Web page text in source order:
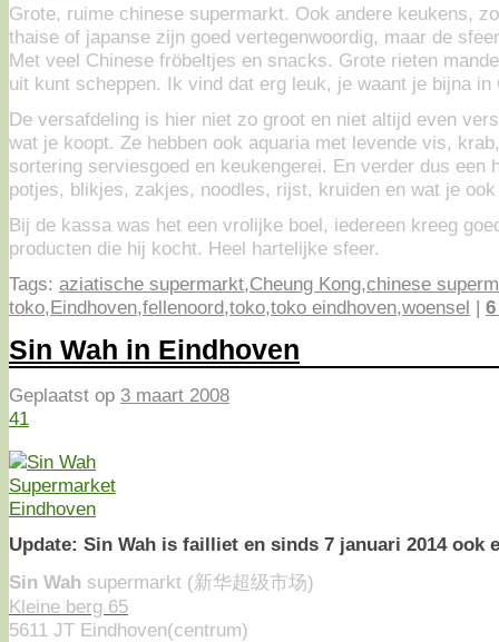
Grote, ruime chinese supermarkt. Ook andere keukens,
thaise of japanse zijn goed vertegenwoordig, maar de
Met veel Chinese fröbeltjes en snacks. Grote rieten
uit kunt scheppen. Ik vind dat erg leuk, je waant je bijna in
De versafdeling is hier niet zo groot en niet altijd even
wat je koopt. Ze hebben ook aquaria met levende vis,
sortering serviesgoed en keukengerei. En verder dus een
potjes, blikjes, zakjes, noodles, rijst, kruiden en wat je
Bij de kassa was het een vrolijke boel, iedereen kreeg
producten die hij kocht. Heel hartelijke sfeer.
Tags: aziatische supermarkt,Cheung Kong,chinese
toko,Eindhoven,fellenoord,toko,toko eindhoven,woensel | 6
Sin Wah in Eindhoven
Geplaatst op 3 maart 2008
41
Update: Sin Wah is failliet en sinds 7 januari 2014 ook
Sin Wah supermarkt (新华超级市场)
Kleine berg 65
5611 JT Eindhoven(centrum)